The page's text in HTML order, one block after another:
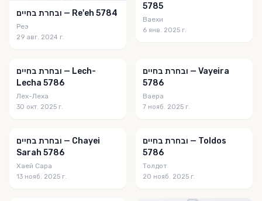
ובחרת בחיים — Re'eh 5784
Реэ
29 авг. 2024 г.
5785
Ваехи
6 янв. 2025 г.
ובחרת בחיים — Lech-
Lecha 5786
Лех-Леха
30 окт. 2025 г.
ובחרת בחיים — Vayeira
5786
Ваера
7 нояб. 2025 г.
ובחרת בחיים — Chayei
Sarah 5786
Хаей Сара
13 нояб. 2025 г.
ובחרת בחיים — Toldos
5786
Толдот
20 нояб. 2025 г.